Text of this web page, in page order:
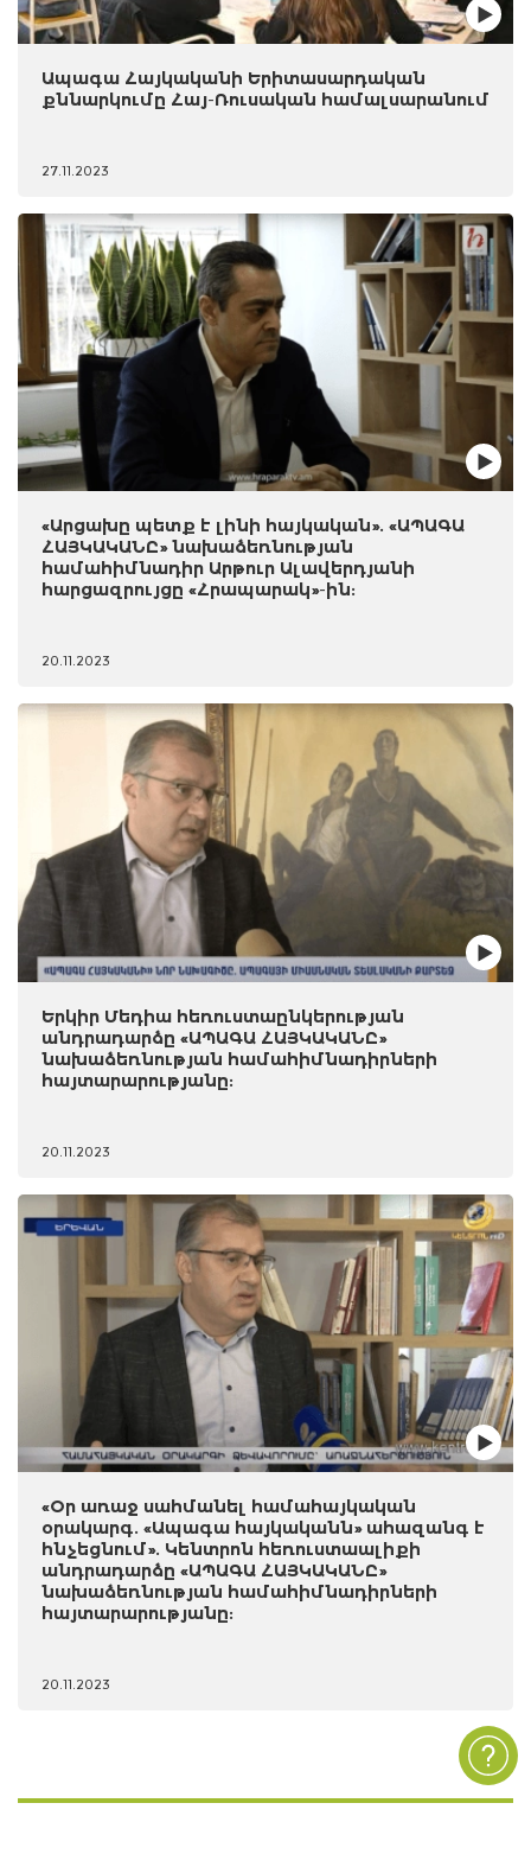
Ապագա Հայկականի Երիտասարդական
քննարկումը Հայ-Ռուսական համալսարանում
27.11.2023
«Արցախը պետք է լինի հայկական». «ԱՊԱԳԱ
ՀԱՅԿԱԿԱՆԸ» նախաձեռնության
համահիմնադիր Արթուր Ալավերդյանի
հարցազրույցը «Հրապարակ»-ին:
20.11.2023
Երկիր Մեդիա հեռուստաընկերության
անդրադարձը «ԱՊԱԳԱ ՀԱՅԿԱԿԱՆԸ»
նախաձեռնության համահիմնադիրների
հայտարարությանը:
20.11.2023
«Օր առաջ սահմանել համահայկական
օրակարգ. «Ապագա հայկականն» ահազանգ է
հնչեցնում». Կենտրոն հեռուստաալիքի
անդրադարձը «ԱՊԱԳԱ ՀԱՅԿԱԿԱՆԸ»
նախաձեռնության համահիմնադիրների
հայտարարությանը:
20.11.2023